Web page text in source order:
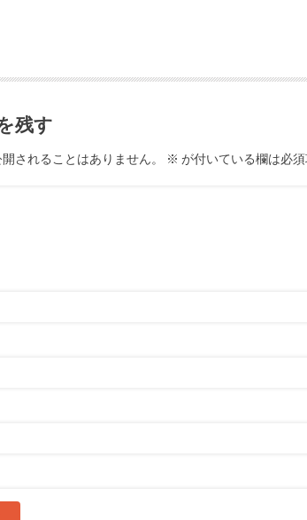
残す
されることはありません。 ※ が付いている欄は必